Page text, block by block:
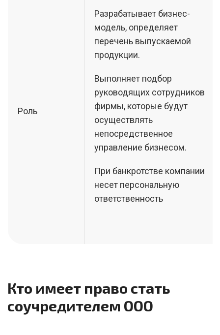
Роль
Разрабатывает бизнес-
модель, определяет
перечень выпускаемой
продукции.
Выполняет подбор
руководящих сотрудников
фирмы, которые будут
осуществлять
непосредственное
управление бизнесом.
При банкротстве компании
несет персональную
ответственность
Кто имеет право стать
соучредителем ООО